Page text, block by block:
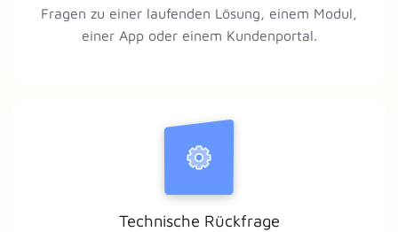
Fragen zu einer laufenden Lösung, einem Modul,
einer App oder einem Kundenportal.
Technische Rückfrage